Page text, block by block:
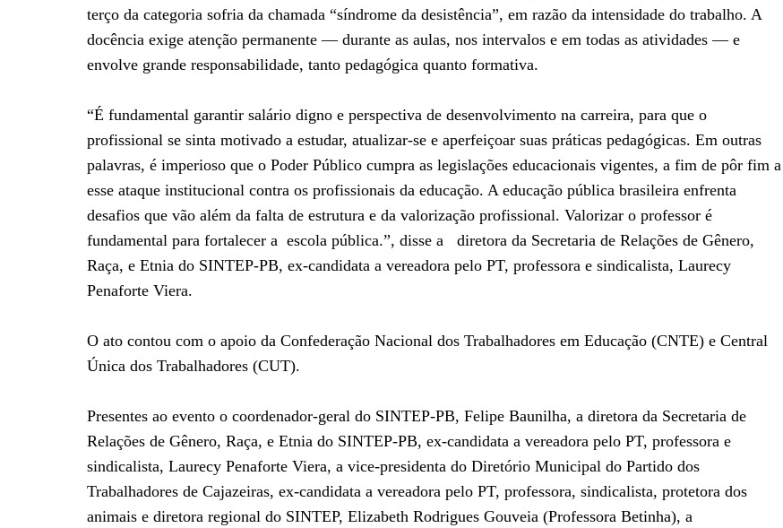
terço da categoria sofria da chamada “síndrome da desistência”, em razão da intensidade do trabalho. A
docência exige atenção permanente — durante as aulas, nos intervalos e em todas as atividades — e
envolve grande responsabilidade, tanto pedagógica quanto formativa.
“É fundamental garantir salário digno e perspectiva de desenvolvimento na carreira, para que o
profissional se sinta motivado a estudar, atualizar-se e aperfeiçoar suas práticas pedagógicas. Em outras
palavras, é imperioso que o Poder Público cumpra as legislações educacionais vigentes, a fim de pôr fim a
esse ataque institucional contra os profissionais da educação. A educação pública brasileira enfrenta
desafios que vão além da falta de estrutura e da valorização profissional. Valorizar o professor é
fundamental para fortalecer a escola pública.”, disse a diretora da Secretaria de Relações de Gênero,
Raça, e Etnia do SINTEP-PB, ex-candidata a vereadora pelo PT, professora e sindicalista, Laurecy
Penaforte Viera.
O ato contou com o apoio da Confederação Nacional dos Trabalhadores em Educação (CNTE) e Central
Única dos Trabalhadores (CUT).
Presentes ao evento o coordenador-geral do SINTEP-PB, Felipe Baunilha, a diretora da Secretaria de
Relações de Gênero, Raça, e Etnia do SINTEP-PB, ex-candidata a vereadora pelo PT, professora e
sindicalista, Laurecy Penaforte Viera, a vice-presidenta do Diretório Municipal do Partido dos
Trabalhadores de Cajazeiras, ex-candidata a vereadora pelo PT, professora, sindicalista, protetora dos
animais e diretora regional do SINTEP, Elizabeth Rodrigues Gouveia (Professora Betinha), a